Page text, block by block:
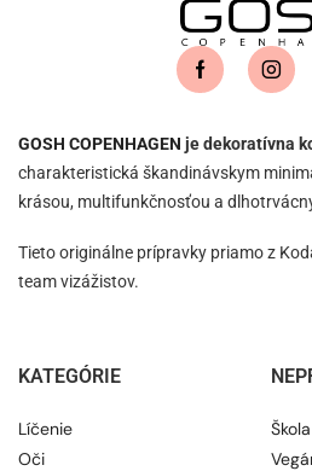
GOSH COPENHAGEN je dekoratívna
charakteristická škandinávskym
krásou, multifunkčnosťou a
Tieto originálne prípravky priamo z
team vizážistov.
KATEGÓRIE
Líčenie
Oči